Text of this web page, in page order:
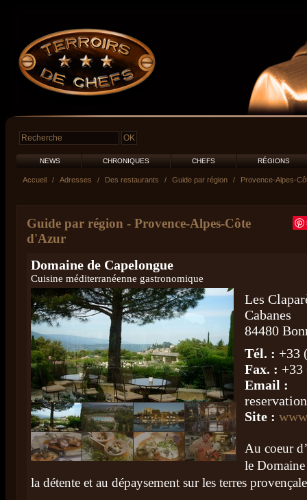
NEWS CHRONIQUES CHEFS RÉGIONS
Accueil / Adresses / Des restaurants / Guide par région / Provence-Alpes-
Guide par région - Provence-Alpes-Côte
d'Azur
Domaine de Capelongue
Cuisine méditerranéenne gastronomique
Les
Cabanes
84480
Tél. : +33
Fax. : +33
Email :
Site :
Au coeur
le
la détente et au dépaysement sur les terres